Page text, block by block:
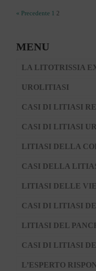
« Precedente 1 2
MENU
LA LITOTRISSIA
UROLITIASI
CASI DI LITIASI
CASI DI LITIASI
LITIASI DELLA
CASI DELLA
LITIASI DELLE
CASI DI LITIASI
LITIASI DEL
CASI DI LITIASI
L’ESPERTO